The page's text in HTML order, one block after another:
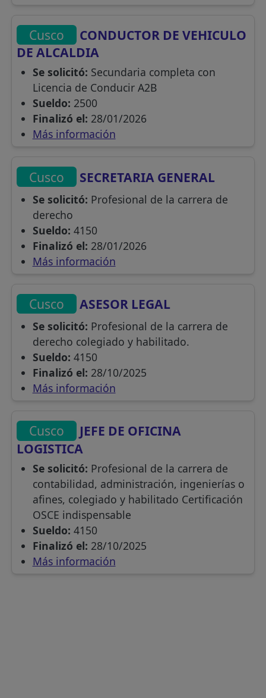
Cusco
CONDUCTOR DE VEHICULO
DE ALCALDIA
Se solicitó: Secundaria completa con
Licencia de Conducir A2B
Sueldo: 2500
Finalizó el: 28/01/2026
Más información
Cusco SECRETARIA GENERAL
Se solicitó: Profesional de la carrera de
derecho
Sueldo: 4150
Finalizó el: 28/01/2026
Más información
Cusco ASESOR LEGAL
Se solicitó: Profesional de la carrera de
derecho colegiado y habilitado.
Sueldo: 4150
Finalizó el: 28/10/2025
Más información
Cusco
JEFE DE OFICINA
LOGISTICA
Se solicitó: Profesional de la carrera de
contabilidad, administración, ingenierías o
afines, colegiado y habilitado Certificación
OSCE indispensable
Sueldo: 4150
Finalizó el: 28/10/2025
Más información